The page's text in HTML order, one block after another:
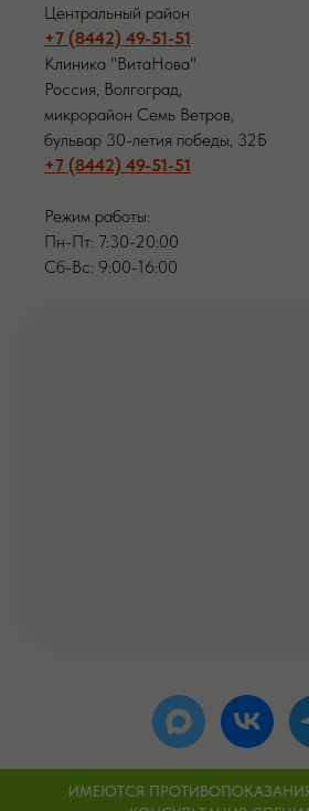
Центральный район
+7 (8442) 49-51-51
Клиника "ВитаНова"
Россия, Волгоград,
микрорайон Семь Ветров,
бульвар 30-летия победы, 32Б
+7 (8442) 49-51-51
Режим работы:
Пн-Пт: 7:30-20:00
Сб-Вс: 9:00-16:00
ИМЕЮТСЯ